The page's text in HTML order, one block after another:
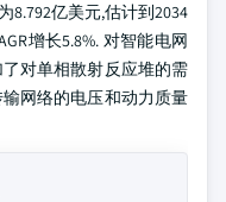
8.792亿美元,估计到2034
增长5.8%. 对智能电网
对单相散射反应堆的需
网络的电压和动力质量